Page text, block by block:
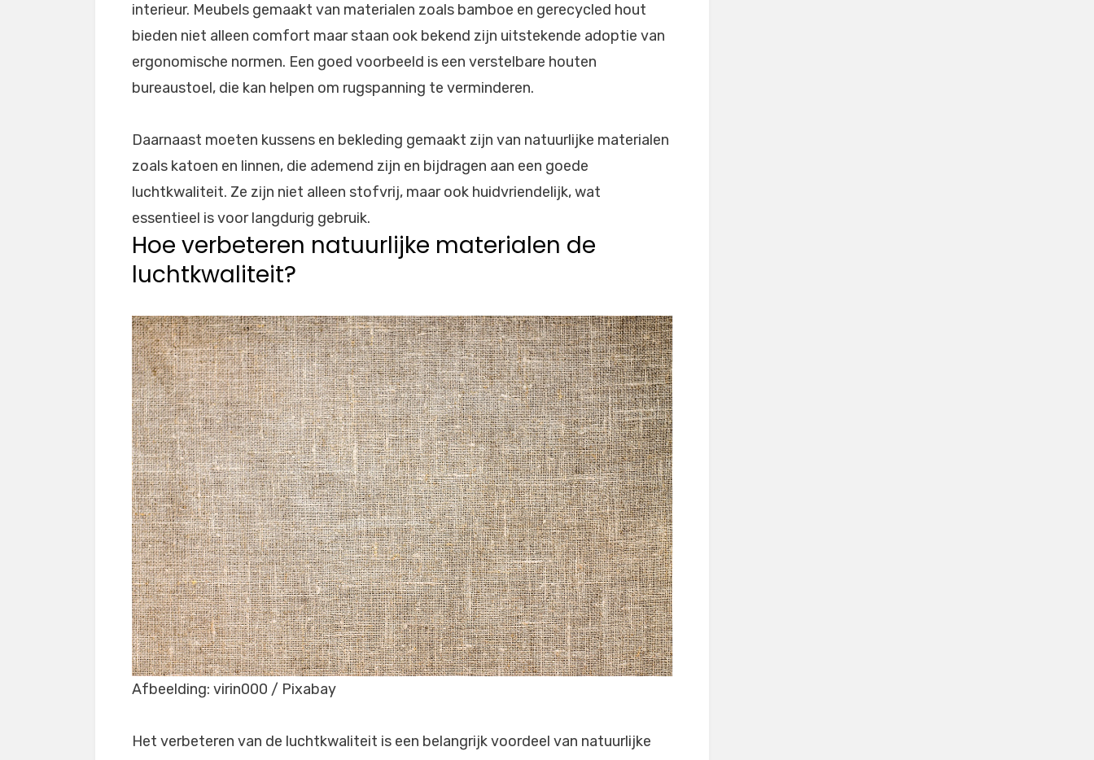
interieur. Meubels gemaakt van materialen zoals bamboe en gerecycled hout
bieden niet alleen comfort maar staan ook bekend zijn uitstekende adoptie van
ergonomische normen. Een goed voorbeeld is een verstelbare houten
bureaustoel, die kan helpen om rugspanning te verminderen.
Daarnaast moeten kussens en bekleding gemaakt zijn van natuurlijke materialen
zoals katoen en linnen, die ademend zijn en bijdragen aan een goede
luchtkwaliteit. Ze zijn niet alleen stofvrij, maar ook huidvriendelijk, wat
essentieel is voor langdurig gebruik.
Hoe verbeteren natuurlijke materialen de
luchtkwaliteit?
Afbeelding: virin000 / Pixabay
Het verbeteren van de luchtkwaliteit is een belangrijk voordeel van natuurlijke